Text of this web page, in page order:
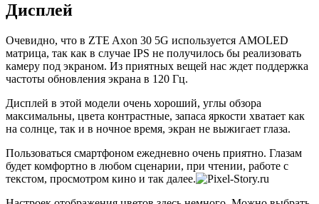
Дисплей
Очевидно, что в ZTE Axon 30 5G используется AMOLED
матрица, так как в случае IPS не получилось бы реализовать
камеру под экраном. Из приятных вещей нас ждет поддержка
частоты обновления экрана в 120 Гц.
Дисплей в этой модели очень хороший, углы обзора
максимальны, цвета контрастные, запаса яркости хватает как
на солнце, так и в ночное время, экран не выжигает глаза.
Пользоваться смартфоном ежедневно очень приятно. Глазам
будет комфортно в любом сценарии, при чтении, работе с
текстом, просмотром кино и так далее.